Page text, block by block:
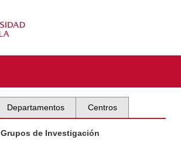
Departamentos Centros
Grupos de Investigación